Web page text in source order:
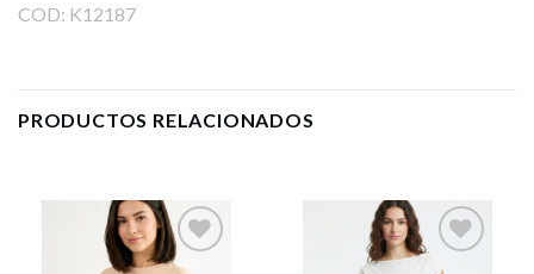
COD: K12187
PRODUCTOS RELACIONADOS